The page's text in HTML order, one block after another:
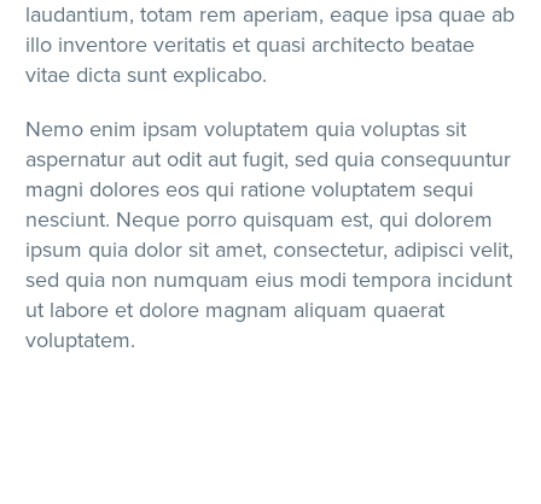
laudantium, totam rem aperiam, eaque ipsa quae ab
illo inventore veritatis et quasi architecto beatae
vitae dicta sunt explicabo.
Nemo enim ipsam voluptatem quia voluptas sit
aspernatur aut odit aut fugit, sed quia consequuntur
magni dolores eos qui ratione voluptatem sequi
nesciunt. Neque porro quisquam est, qui dolorem
ipsum quia dolor sit amet, consectetur, adipisci velit,
sed quia non numquam eius modi tempora incidunt
ut labore et dolore magnam aliquam quaerat
voluptatem.